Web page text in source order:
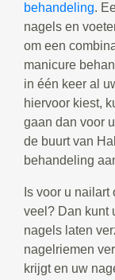
behandeling.
nagels en
om een
manicure
in één keer al
hiervoor kiest,
gaan dan voor
de buurt van
behandeling
Is voor u
veel? Dan kunt
nagels laten
nagelriemen
krijgt en uw